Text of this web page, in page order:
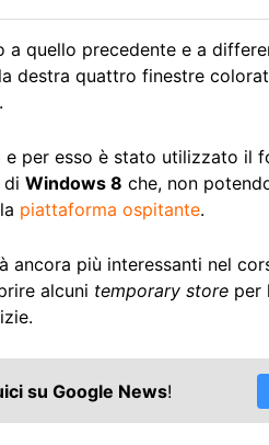
quello precedente e a
destra quattro finestre
e per esso è stato utilizzato il
di Windows 8 che, non
piattaforma ospitante.
ancora più interessanti nel
alcuni temporary store per
su Google News!